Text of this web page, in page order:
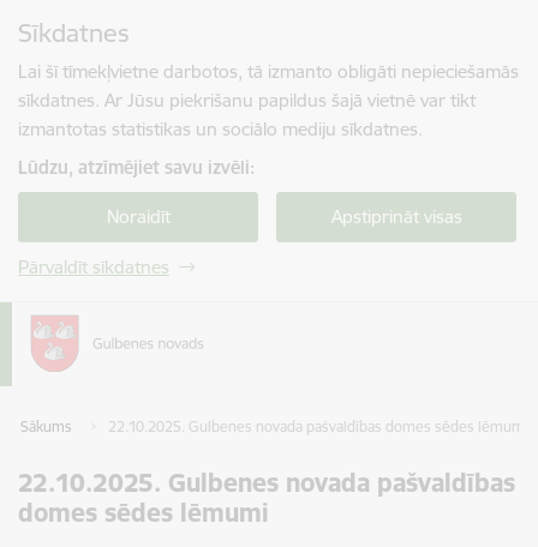
Sīkdatnes
Lai šī tīmekļvietne darbotos, tā izmanto obligāti nepieciešamās
sīkdatnes. Ar Jūsu piekrišanu papildus šajā vietnē var tikt
izmantotas statistikas un sociālo mediju sīkdatnes.
Lūdzu, atzīmējiet savu izvēli:
Noraidīt Apstiprināt visas
Pārvaldīt sīkdatnes
Sākums 22.10.2025. Gulbenes novada pašvaldības domes sēdes lēmumi
22.10.2025. Gulbenes novada pašvaldības
domes sēdes lēmumi